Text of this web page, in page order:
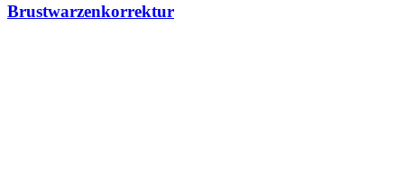
Brustwarzenkorrektur